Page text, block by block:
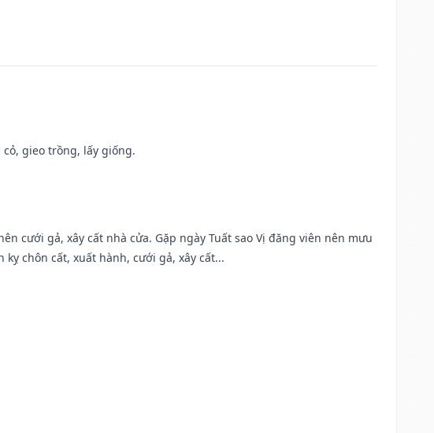
gieo trồng, lấy giống.
cưới gả, xây cất nhà cửa. Gặp ngày Tuất sao Vị đăng viên nên mưu
chôn cất, xuất hành, cưới gả, xây cất...